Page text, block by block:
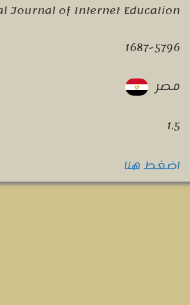
Journal of Internet Education
1687-5796
مصر
1.5
اضغط هنا